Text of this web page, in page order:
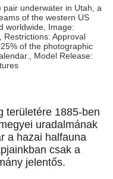
pair underwater in Utah, a
of the western US
worldwide, Image:
Restrictions: Approval
of the photographic
Model Release:
területére 1885-ben
uradalmának
a hazai halfauna
csak a
jelentős.